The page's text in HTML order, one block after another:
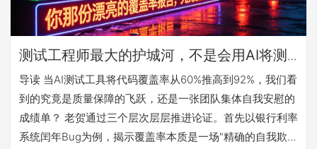
测试工程师最大的护城河，不是会用AI将测
试覆盖率飙到92%，而是敢问那句"文档没写
的测试了吗"？
导读 当AI测试工具将代码覆盖率从60%推高到92%，我们看
到的究竟是质量保障的飞跃，还是一张团队集体自我安慰的
成绩单？ 老贺通过三个层次层层推进论证。首先以银行利率
系统闰年Bug为例，揭示覆盖率本质是一场"精确的自我欺